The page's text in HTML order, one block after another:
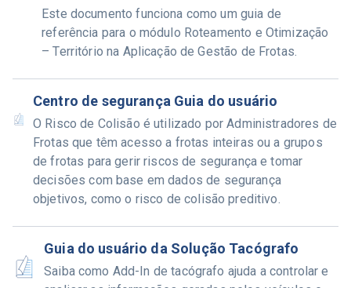
Este documento funciona como um guia de
referência para o módulo Roteamento e Otimização
– Território na Aplicação de Gestão de Frotas.
Centro de segurança Guia do usuário
O Risco de Colisão é utilizado por Administradores de
Frotas que têm acesso a frotas inteiras ou a grupos
de frotas para gerir riscos de segurança e tomar
decisões com base em dados de segurança
objetivos, como o risco de colisão preditivo.
Guia do usuário da Solução Tacógrafo
Saiba como Add-In de tacógrafo ajuda a controlar e